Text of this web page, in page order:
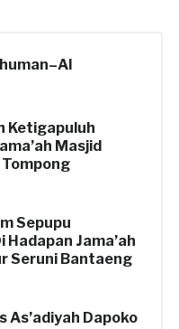
Ketigapuluh
Masjid
Tompong
Sepupu
Hadapan Jama’ah
Seruni Bantaeng
As’adiyah Dapoko